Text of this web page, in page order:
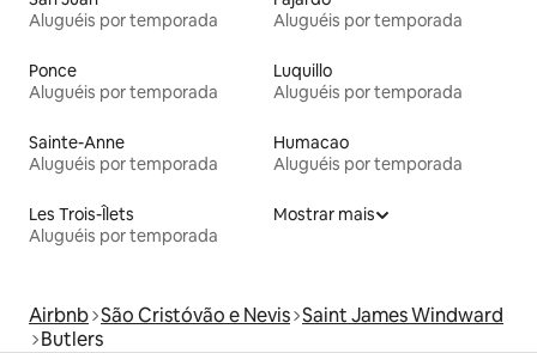
Aluguéis por temporada
Aluguéis por temporada
Ponce
Aluguéis por temporada
Luquillo
Aluguéis por temporada
Sainte-Anne
Aluguéis por temporada
Humacao
Aluguéis por temporada
Les Trois-Îlets
Aluguéis por temporada
Mostrar mais
Airbnb São Cristóvão e Nevis Saint James Windward
Butlers